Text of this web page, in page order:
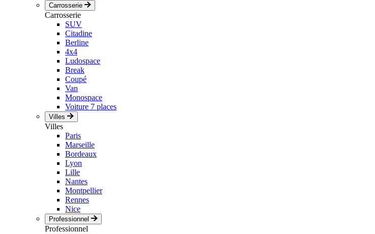
Carrosserie
Carrosserie
SUV
Citadine
Berline
4x4
Ludospace
Break
Coupé
Van
Monospace
Voiture 7 places
Villes
Villes
Paris
Marseille
Bordeaux
Lyon
Lille
Nantes
Montpellier
Rennes
Nice
Professionnel
Professionnel